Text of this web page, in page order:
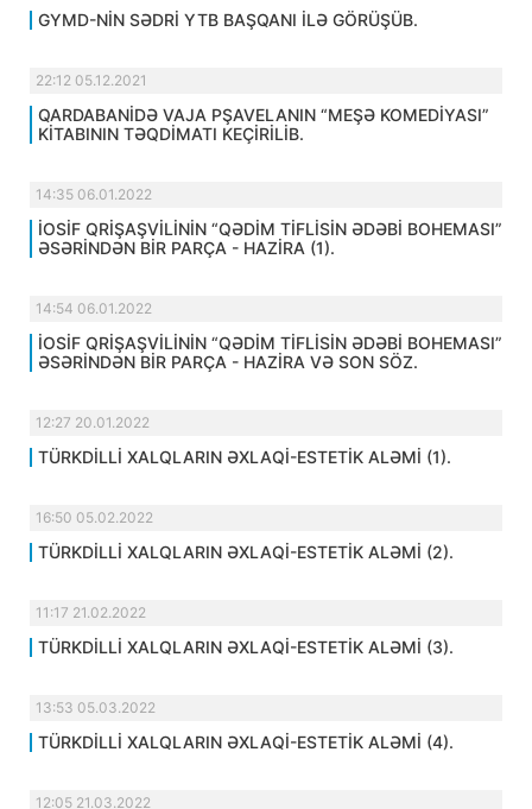
GYMD-NİN SƏDRİ YTB BAŞQANI İLƏ GÖRÜŞÜB.
22:12 05.12.2021
QARDABANİDƏ VAJA PŞAVELANIN “MEŞƏ KOMEDİYASI”
KİTABININ TƏQDİMATI KEÇİRİLİB.
14:35 06.01.2022
İOSİF QRİŞAŞVİLİNİN “QƏDİM TİFLİSİN ƏDƏBİ BOHEMASI”
ƏSƏRİNDƏN BİR PARÇA - HAZİRA (1).
14:54 06.01.2022
İOSİF QRİŞAŞVİLİNİN “QƏDİM TİFLİSİN ƏDƏBİ BOHEMASI”
ƏSƏRİNDƏN BİR PARÇA - HAZİRA VƏ SON SÖZ.
12:27 20.01.2022
TÜRKDİLLİ XALQLARIN ƏXLAQİ-ESTETİK ALƏMİ (1).
16:50 05.02.2022
TÜRKDİLLİ XALQLARIN ƏXLAQİ-ESTETİK ALƏMİ (2).
11:17 21.02.2022
TÜRKDİLLİ XALQLARIN ƏXLAQİ-ESTETİK ALƏMİ (3).
13:53 05.03.2022
TÜRKDİLLİ XALQLARIN ƏXLAQİ-ESTETİK ALƏMİ (4).
12:05 21.03.2022